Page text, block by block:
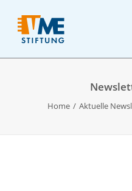
Home Aktuelle